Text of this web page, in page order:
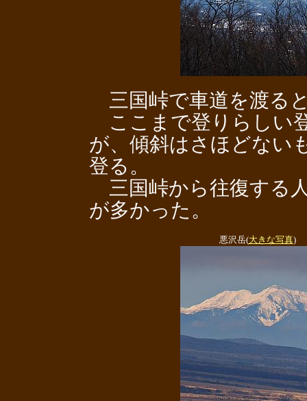
三国峠で車道を渡る
ここまで登りらしい
が、傾斜はさほどない
登る。
三国峠から往復する
が多かった。
悪沢岳(大きな写真)